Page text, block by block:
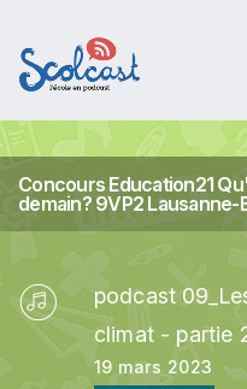
Concours Education21
demain? 9VP2
podcast
climat - partie
19 mars 2023